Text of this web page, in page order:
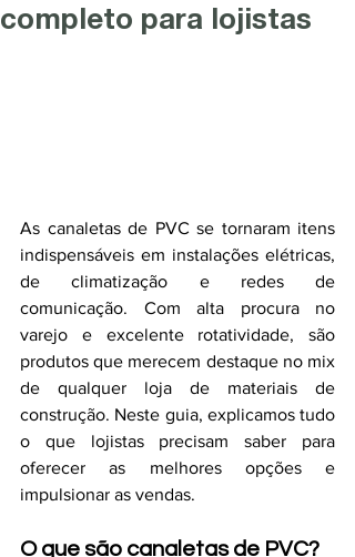
completo para lojistas
As canaletas de PVC se tornaram itens
indispensáveis em instalações elétricas,
de climatização e redes de
comunicação. Com alta procura no
varejo e excelente rotatividade, são
produtos que merecem destaque no mix
de qualquer loja de materiais de
construção. Neste guia, explicamos tudo
o que lojistas precisam saber para
oferecer as melhores opções e
impulsionar as vendas.
O que são canaletas de PVC?